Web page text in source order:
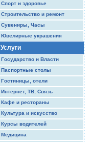
Спорт и здоровье
Строительство и ремонт
Сувениры, Часы
Ювелирные украшения
Услуги
Государство и Власти
Паспортные столы
Гостиницы, отели
Интернет, ТВ, Связь
Кафе и рестораны
Культура и искусство
Курсы водителей
Медицина